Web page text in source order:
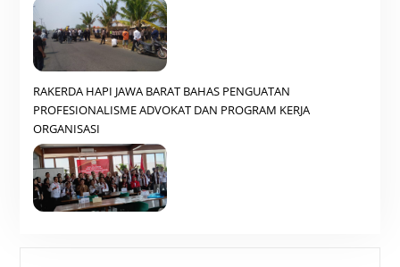
RAKERDA HAPI JAWA BARAT BAHAS PENGUATAN
PROFESIONALISME ADVOKAT DAN PROGRAM KERJA
ORGANISASI